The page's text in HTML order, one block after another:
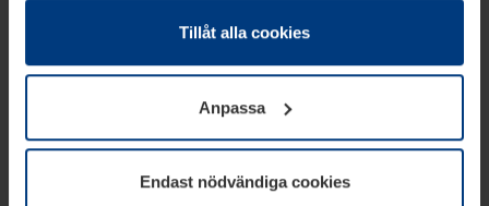
absolut nödvändiga för driften av den här webbplatsen.
godkännande kan du när som helst ändra eller återkalla i
informationen om kakor underDataskyddsförklaring
vår webbplats.
Tillåt alla cookies
Anpassa
Endast nödvändiga cookies